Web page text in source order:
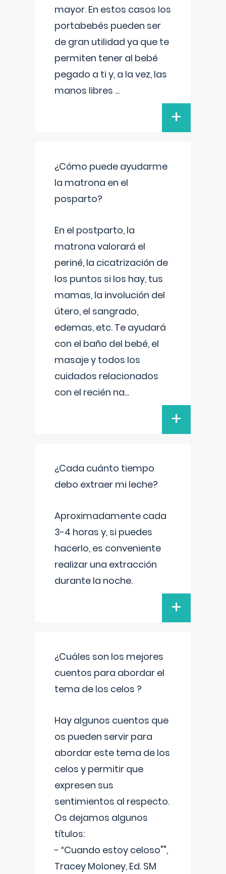
mayor. En estos casos los
portabebés pueden ser
de gran utilidad ya que te
permiten tener al bebé
pegado a ti y, a la vez, las
manos libres ...
+
¿Cómo puede ayudarme
la matrona en el
posparto?
En el postparto, la
matrona valorará el
periné, la cicatrización de
los puntos si los hay, tus
mamas, la involución del
útero, el sangrado,
edemas, etc. Te ayudará
con el baño del bebé, el
masaje y todos los
cuidados relacionados
con el recién na...
+
¿Cada cuánto tiempo
debo extraer mi leche?
Aproximadamente cada
3-4 horas y, si puedes
hacerlo, es conveniente
realizar una extracción
durante la noche.
+
¿Cuáles son los mejores
cuentos para abordar el
tema de los celos ?
Hay algunos cuentos que
os pueden servir para
abordar este tema de los
celos y permitir que
expresen sus
sentimientos al respecto.
Os dejamos algunos
títulos:
- “Cuando estoy celoso"",
Tracey Moloney, Ed. SM